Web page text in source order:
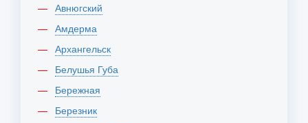
Авнюгский
Амдерма
Архангельск
Белушья Губа
Бережная
Березник